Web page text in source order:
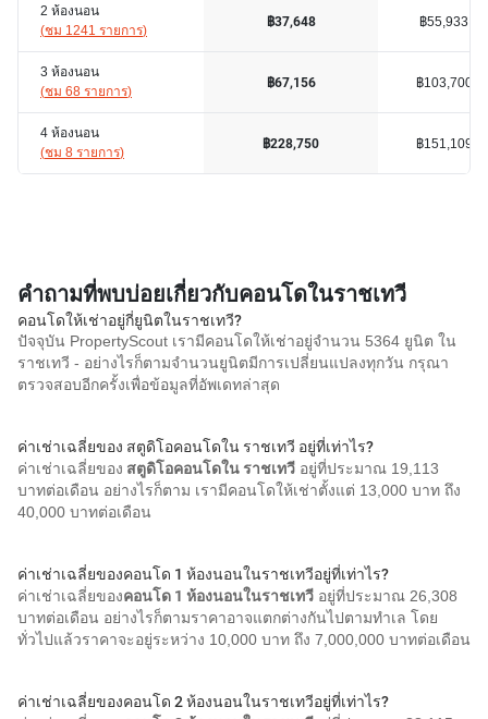
2 ห้องนอน
(ชม 1241 รายการ)
3 ห้องนอน
(ชม 68 รายการ)
4 ห้องนอน
(ชม 8 รายการ)
฿37,648
฿67,156
฿228,750
฿55,933
฿103,700
฿151,109
คำถามที่พบบ่อยเกี่ยวกับคอนโดในราชเทวี
คอนโดให้เช่าอยู่กี่ยูนิตในราชเทวี?
ปัจจุบัน PropertyScout เรามีคอนโดให้เช่าอยู่จำนวน 5364 ยูนิต ใน
ราชเทวี - อย่างไรก็ตามจำนวนยูนิตมีการเปลี่ยนแปลงทุกวัน กรุณา
ตรวจสอบอีกครั้งเพื่อข้อมูลที่อัพเดทล่าสุด
ค่าเช่าเฉลี่ยของ สตูดิโอคอนโดใน ราชเทวี อยู่ที่เท่าไร?
ค่าเช่าเฉลี่ยของ สตูดิโอคอนโดใน ราชเทวี อยู่ที่ประมาณ 19,113
บาทต่อเดือน อย่างไรก็ตาม เรามีคอนโดให้เช่าตั้งแต่ 13,000 บาท ถึง
40,000 บาทต่อเดือน
ค่าเช่าเฉลี่ยของคอนโด 1 ห้องนอนในราชเทวีอยู่ที่เท่าไร?
ค่าเช่าเฉลี่ยของคอนโด 1 ห้องนอนในราชเทวี อยู่ที่ประมาณ 26,308
บาทต่อเดือน อย่างไรก็ตามราคาอาจแตกต่างกันไปตามทำเล โดย
ทั่วไปแล้วราคาจะอยู่ระหว่าง 10,000 บาท ถึง 7,000,000 บาทต่อเดือน
ค่าเช่าเฉลี่ยของคอนโด 2 ห้องนอนในราชเทวีอยู่ที่เท่าไร?